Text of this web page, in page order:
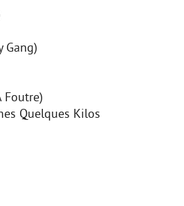
Gang)
Foutre)
Quelques Kilos